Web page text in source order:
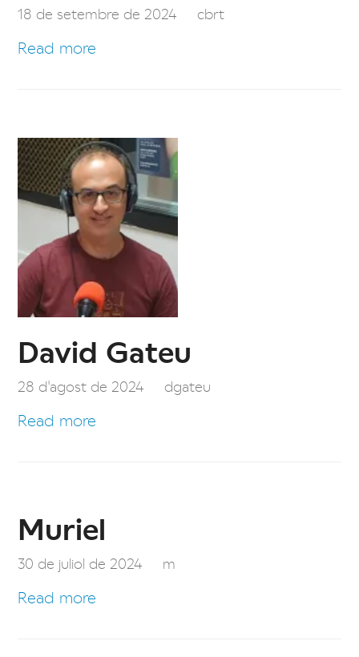
18 de setembre de 2024 cbrt
Read more
David Gateu
28 d'agost de 2024 dgateu
Read more
Muriel
30 de juliol de 2024 m
Read more